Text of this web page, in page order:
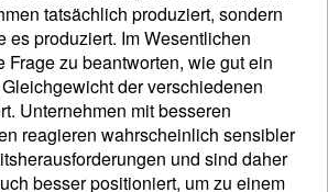
tatsächlich produziert, sondern
es produziert. Im Wesentlichen
Frage zu beantworten, wie gut ein
der verschiedenen
Unternehmen mit besseren
reagieren wahrscheinlich sensibler
und sind daher
besser positioniert, um zu einem